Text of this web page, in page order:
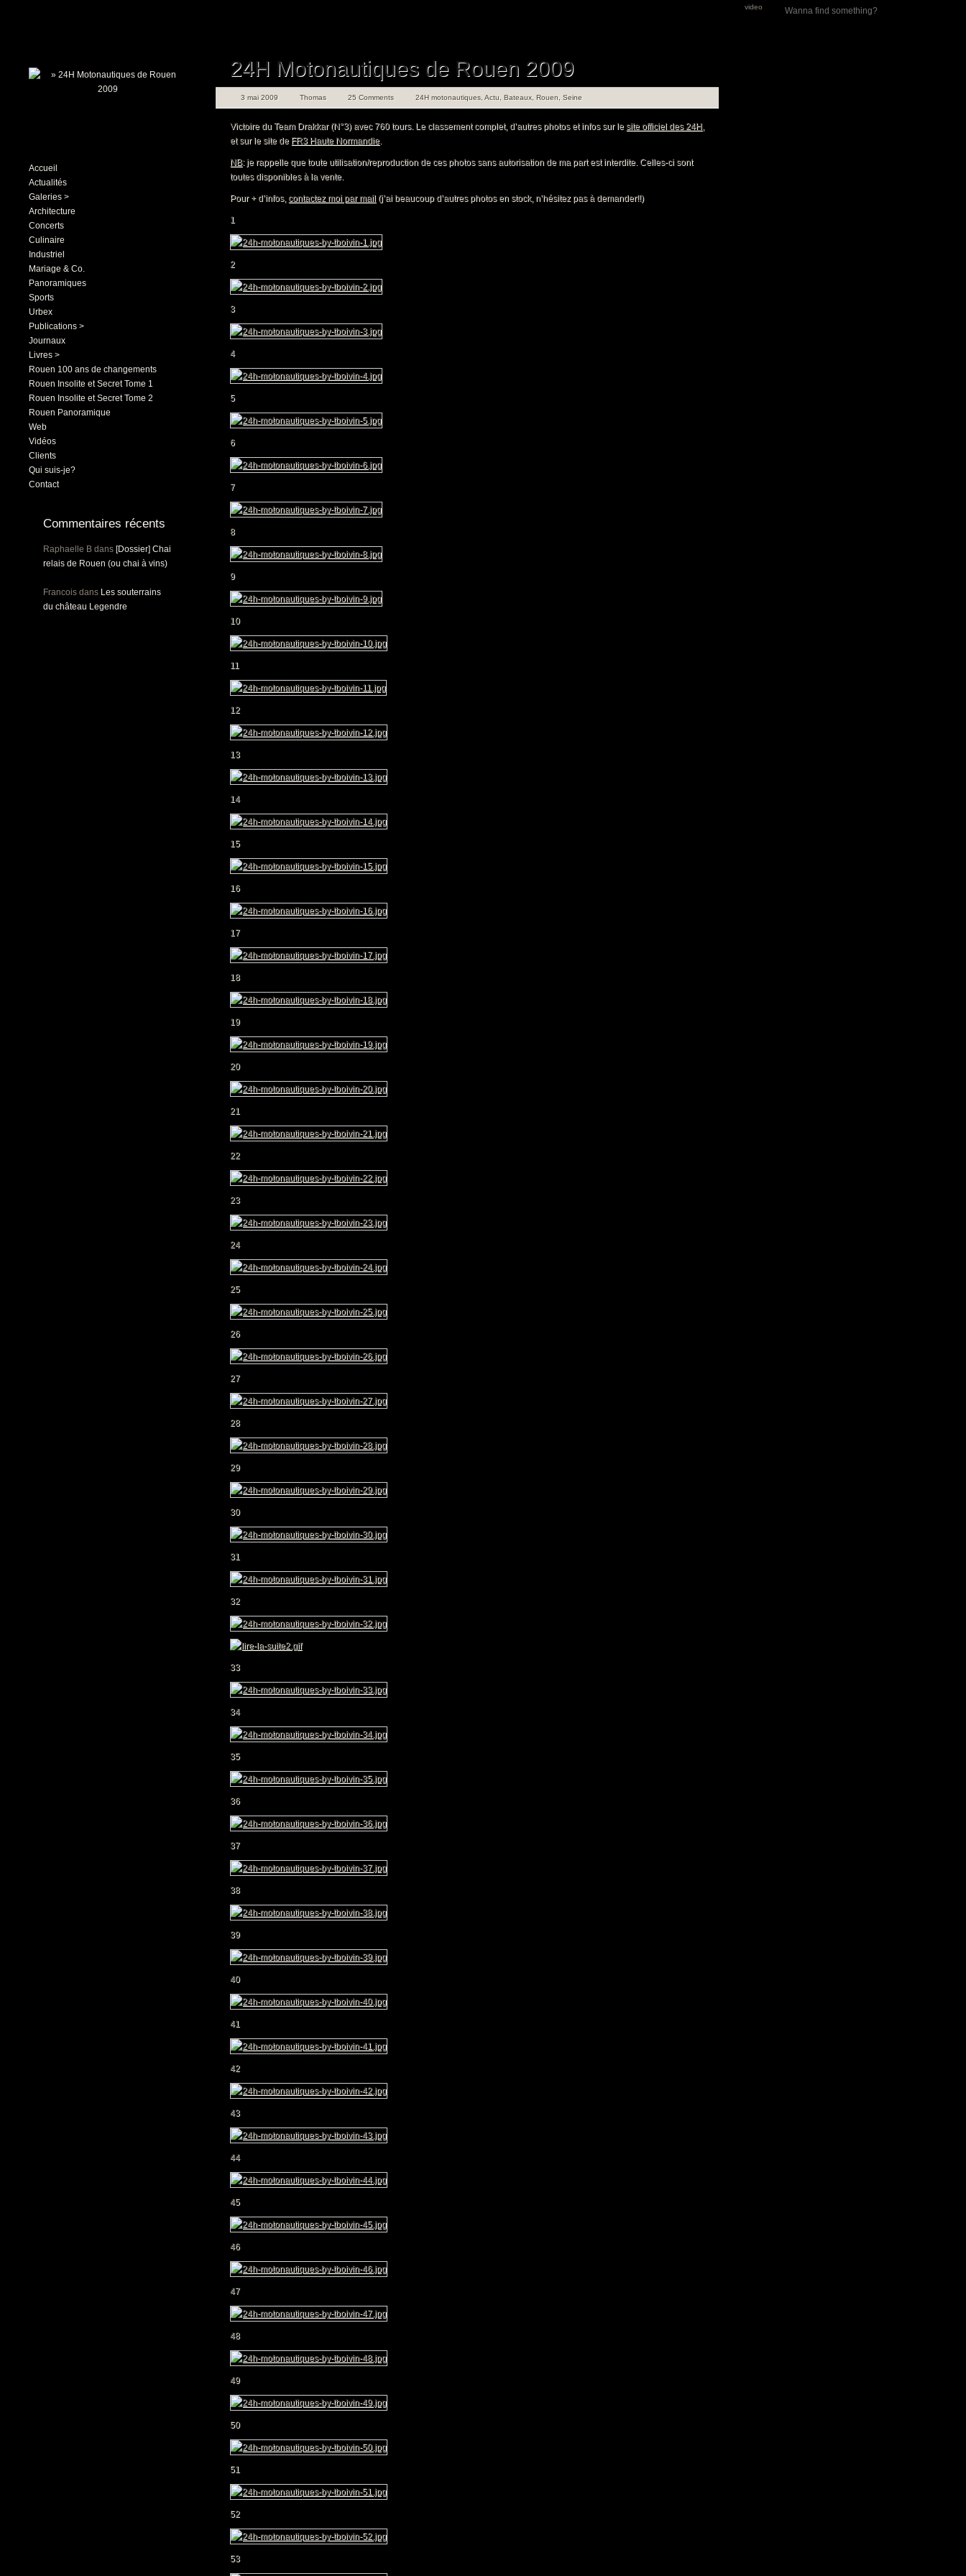
video
Accueil
Actualités
Galeries >
Architecture
Concerts
Culinaire
Industriel
Mariage & Co.
Panoramiques
Sports
Urbex
Publications >
Journaux
Livres >
Rouen 100 ans de changements
Rouen Insolite et Secret Tome 1
Rouen Insolite et Secret Tome 2
Rouen Panoramique
Web
Vidéos
Clients
Qui suis-je?
Contact
Commentaires récents
Raphaelle B dans [Dossier] Chai
relais de Rouen (ou chai à vins)
Francois dans Les souterrains
du château Legendre
24H Motonautiques de Rouen 2009
3 mai 2009 Thomas 25 Comments 24H motonautiques Actu Bateaux Rouen Seine
Victoire du Team Drakkar (N°3) avec 760 tours. Le classement complet, d’autres photos et infos sur le site officiel des 24H,
et sur le site de FR3 Haute Normandie.
NB: je rappelle que toute utilisation/reproduction de ces photos sans autorisation de ma part est interdite. Celles-ci sont
toutes disponibles à la vente.
Pour + d’infos, contactez moi par mail (j’ai beaucoup d’autres photos en stock, n’hésitez pas à demander!!)
1
2
3
4
5
6
7
8
9
10
11
12
13
14
15
16
17
18
19
20
21
22
23
24
25
26
27
28
29
30
31
32
33
34
35
36
37
38
39
40
41
42
43
44
45
46
47
48
49
50
51
52
53